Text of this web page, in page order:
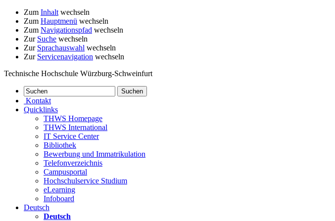
Zum Inhalt wechseln
Zum Hauptmenü wechseln
Zum Navigationspfad wechseln
Zur Suche wechseln
Zur Sprachauswahl wechseln
Zur Servicenavigation wechseln
Technische Hochschule Würzburg-Schweinfurt
Kontakt
Quicklinks
THWS Homepage
THWS International
IT Service Center
Bibliothek
Bewerbung und Immatrikulation
Telefonverzeichnis
Campusportal
Hochschulservice Studium
eLearning
Infoboard
Deutsch
Deutsch